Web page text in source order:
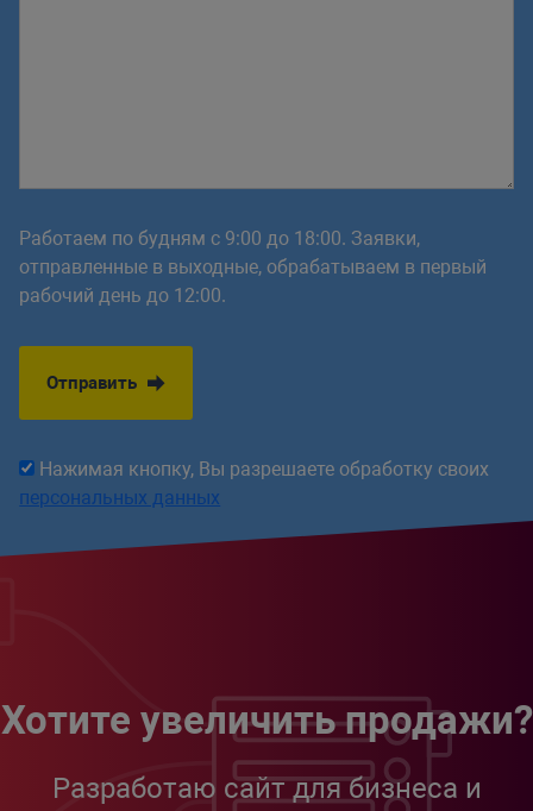
Работаем по будням с 9:00 до 18:00. Заявки,
отправленные в выходные, обрабатываем в первый
рабочий день до 12:00.
Отправить
Нажимая кнопку, Вы разрешаете обработку своих
персональных данных
Хотите увеличить продажи?
Разработаю сайт для бизнеса и